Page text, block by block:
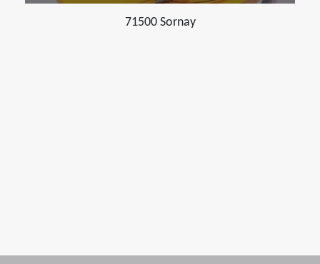
71500 Sornay